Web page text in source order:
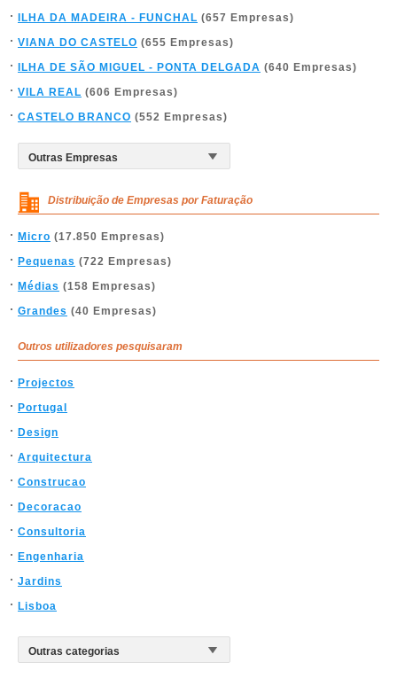
ILHA DA MADEIRA - FUNCHAL (657 Empresas)
VIANA DO CASTELO (655 Empresas)
ILHA DE SÃO MIGUEL - PONTA DELGADA (640 Empresas)
VILA REAL (606 Empresas)
CASTELO BRANCO (552 Empresas)
Distribuição de Empresas por Faturação
Micro (17.850 Empresas)
Pequenas (722 Empresas)
Médias (158 Empresas)
Grandes (40 Empresas)
Outros utilizadores pesquisaram
Projectos
Portugal
Design
Arquitectura
Construcao
Decoracao
Consultoria
Engenharia
Jardins
Lisboa